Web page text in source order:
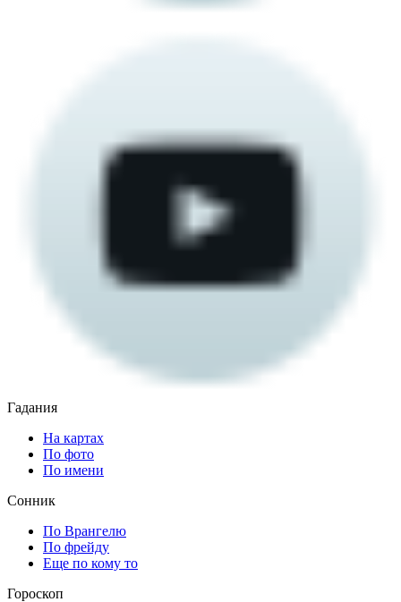
Гадания
На картах
По фото
По имени
Сонник
По Врангелю
По фрейду
Еще по кому то
Гороскоп